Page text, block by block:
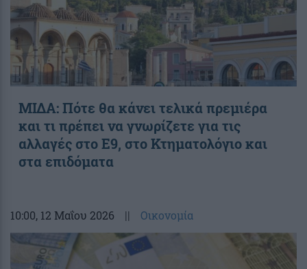
ΜΙΔΑ: Πότε θα κάνει τελικά πρεμιέρα
και τι πρέπει να γνωρίζετε για τις
αλλαγές στο Ε9, στο Κτηματολόγιο και
στα επιδόματα
10:00, 12 Μαΐου 2026 || Οικονομία